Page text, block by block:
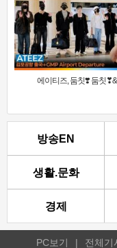
에이티즈, 둠칫❣️ 둠칫
방송EN
생활.문화
경제
PC보기 | 전체기